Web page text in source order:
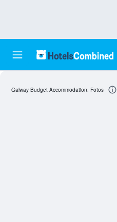
Galway Budget Accommodation: Fotos